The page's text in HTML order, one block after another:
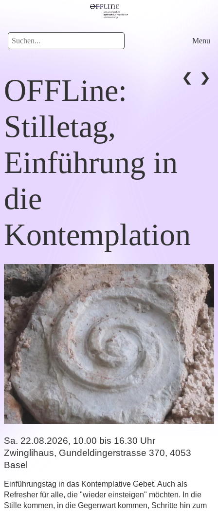
Menu
OFFLine:
Stilletag,
Einführung in
die
Kontemplation
Sa. 22.08.2026, 10.00 bis 16.30 Uhr
Zwinglihaus, Gundeldingerstrasse 370, 4053
Basel
Einführungstag in das Kontemplative Gebet. Auch als
Refresher für alle, die "wieder einsteigen" möchten. In die
Stille kommen, in die Gegenwart kommen, Schritte hin zum